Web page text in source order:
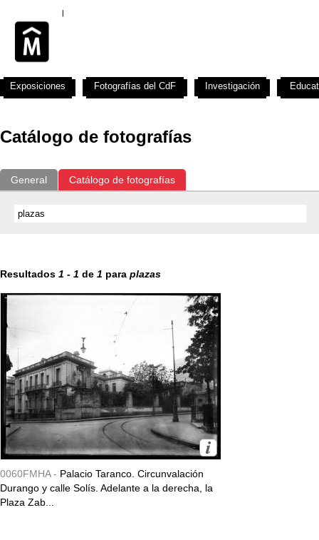
Catálogo de fotografías
General Catálogo de fotografías
Resultados 1 - 1 de 1 para plazas
0060FMHA - Palacio Taranco. Circunvalación
Durango y calle Solís. Adelante a la derecha, la
Plaza Zab...
Exposiciones Fotografías del CdF Investigación